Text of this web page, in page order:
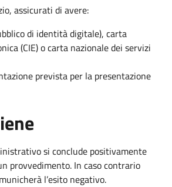
assicurati di avere:
di identità digitale), carta
(CIE) o carta nazionale dei servizi
prevista per la presentazione
si conclude positivamente
provvedimento. In caso contrario
l’esito negativo.